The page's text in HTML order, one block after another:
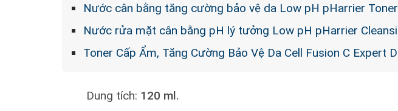
Nước cân bằng tăng cường bảo vệ da Low pH pHarrier
Nước rửa mặt cân bằng pH lý tưởng Low pH pHarrier
Toner Cấp Ẩm, Tăng Cường Bảo Vệ Da Cell Fusion C Expert
Dung tích: 120 ml.